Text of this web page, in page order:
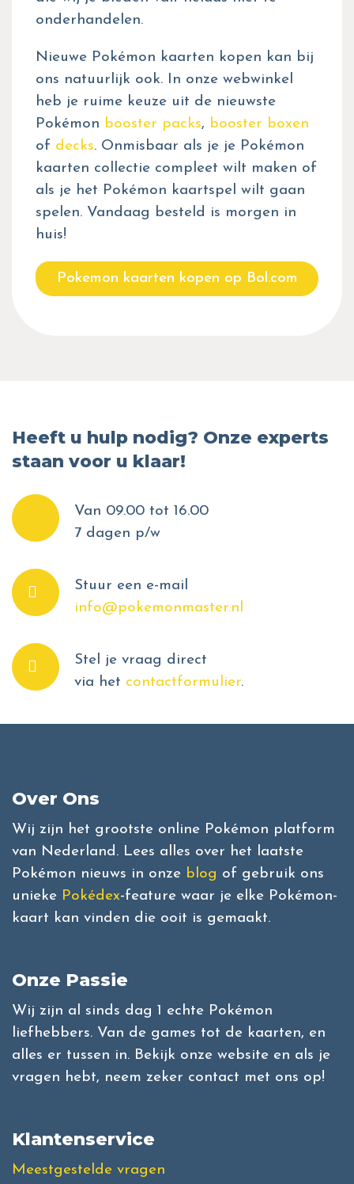
onderhandelen.
Nieuwe Pokémon kaarten kopen kan bij
ons natuurlijk ook. In onze webwinkel
heb je ruime keuze uit de nieuwste
Pokémon booster packs, booster boxen
of decks. Onmisbaar als je je Pokémon
kaarten collectie compleet wilt maken of
als je het Pokémon kaartspel wilt gaan
spelen. Vandaag besteld is morgen in
huis!
Pokemon kaarten kopen op Bol.com
Heeft u hulp nodig? Onze experts
staan voor u klaar!
Van 09.00 tot 16.00
7 dagen p/w
Stuur een e-mail
info@pokemonmaster.nl
Stel je vraag direct
via het contactformulier.
Over Ons
Wij zijn het grootste online Pokémon platform
van Nederland. Lees alles over het laatste
Pokémon nieuws in onze blog of gebruik ons
unieke Pokédex-feature waar je elke Pokémon-
kaart kan vinden die ooit is gemaakt.
Onze Passie
Wij zijn al sinds dag 1 echte Pokémon
liefhebbers. Van de games tot de kaarten, en
alles er tussen in. Bekijk onze website en als je
vragen hebt, neem zeker contact met ons op!
Klantenservice
Meestgestelde vragen